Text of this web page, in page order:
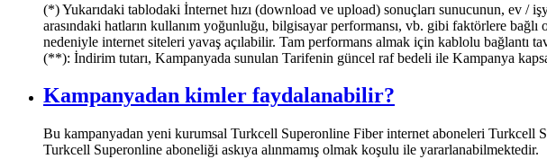
(*) Yukarıdaki tablodaki İnternet hızı (download ve upload) sonuçları sunucunun, ev /
arasındaki hatların kullanım yoğunluğu, bilgisayar performansı, vb. gibi faktörlere
nedeniyle internet siteleri yavaş açılabilir. Tam performans almak için kablolu bağlantı
(**): İndirim tutarı, Kampanyada sunulan Tarifenin güncel raf bedeli ile Kampanya
Kampanyadan kimler faydalanabilir?
​Bu kampanyadan yeni kurumsal Turkcell Superonline Fiber internet aboneleri Turkcell
Turkcell Superonline aboneliği askıya alınmamış olmak koşulu ile yararlanabilmektedir.​